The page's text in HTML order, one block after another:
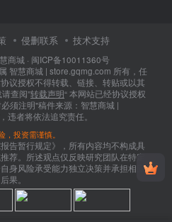
侵删联系 技术支持
商城 · 闽ICP备10011360号
智慧商城 | store.gqmg.com 所有，任
议授权不得转载、链接、转贴或以其
查阅”转载声明“ 本网站已经协议授权
须注明"稿件来源：智慧商城 |
违者将依法追究责任。
，投资需谨慎。
告暂行规定》，所有内容均不构成具
荐。所述观点仅反映研究团队在特定
身风险承受能力独立决策并承担相应
后果。